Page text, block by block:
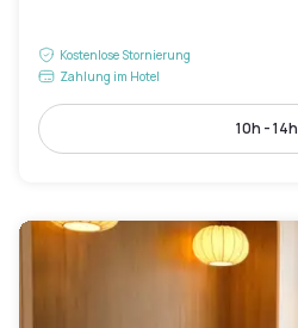
Kostenlose Stornierung
Zahlung im Hotel
10h - 14h